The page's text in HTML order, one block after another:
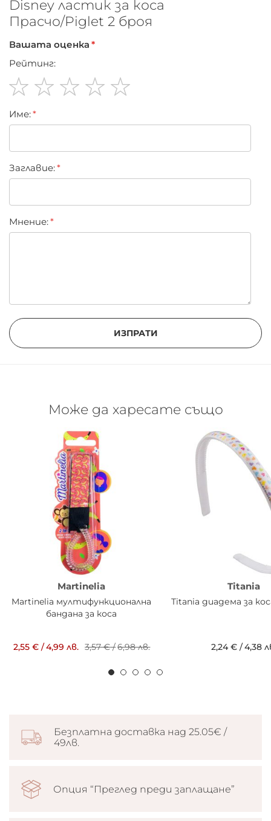
Disney ластик за коса
Прасчо/Piglet 2 броя
Вашата оценка
Рейтинг:
star
stars
stars
stars
stars
Име:
Заглавиe:
Мнение:
ИЗПРАТИ
Може да харесате също
Martinelia
Martinelia мултифункционална
бандана за коса
2,55 € /4,99 лв. 3,57 €/6,98 лв.
Titania
Titania диадема за
2,24 € /4,38
Безплатна доставка над 25.05€ /
49лв.
Опция “Преглед преди заплащане”